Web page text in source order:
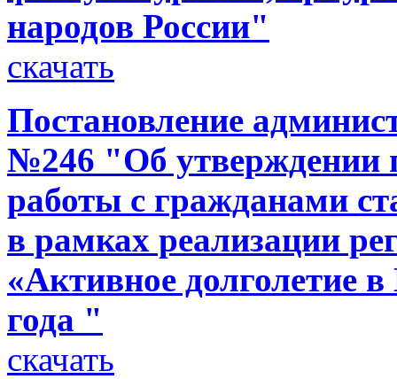
народов России"
скачать
Постановление
№246 "Об утверждении
работы с гражданами
в рамках реализации
«Активное долголетие
года "
скачать